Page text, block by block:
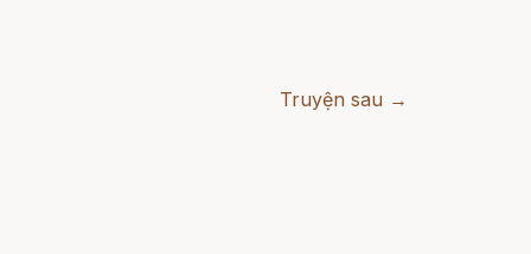
Truyện sau →